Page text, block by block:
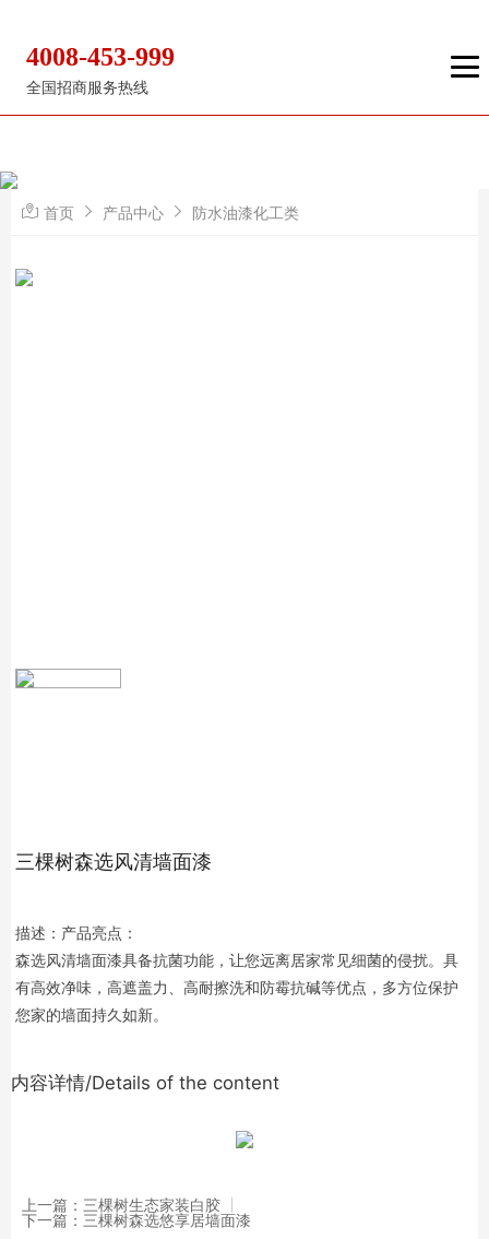
4008-453-999
全国招商服务热线
首页 产品中心 防水油漆化工类
三棵树森选风清墙面漆
描述：产品亮点：
森选风清墙面漆具备抗菌功能，让您远离居家常见细菌的侵扰。具
有高效净味，高遮盖力、高耐擦洗和防霉抗碱等优点，多方位保护
您家的墙面持久如新。
内容详情/Details of the content
上一篇：三棵树生态家装白胶
下一篇：三棵树森选悠享居墙面漆